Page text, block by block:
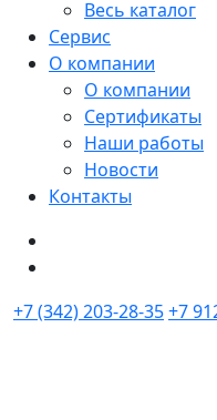
Весь каталог
Сервис
О компании
О компании
Сертификаты
Наши работы
Новости
Контакты
+7 (342) 203-28-35+7